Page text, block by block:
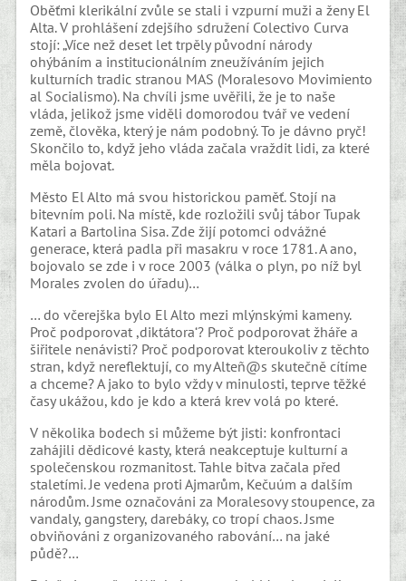
Oběťmi klerikální zvůle se stali i vzpurní muži a ženy El
Alta. V prohlášení zdejšího sdružení Colectivo Curva
stojí: „Více než deset let trpěly původní národy
ohýbáním a institucionálním zneužíváním jejich
kulturních tradic stranou MAS (Moralesovo Movimiento
al Socialismo). Na chvíli jsme uvěřili, že je to naše
vláda, jelikož jsme viděli domorodou tvář ve vedení
země, člověka, který je nám podobný. To je dávno pryč!
Skončilo to, když jeho vláda začala vraždit lidi, za které
měla bojovat.
Město El Alto má svou historickou paměť. Stojí na
bitevním poli. Na místě, kde rozložili svůj tábor Tupak
Katari a Bartolina Sisa. Zde žijí potomci odvážné
generace, která padla při masakru v roce 1781. A ano,
bojovalo se zde i v roce 2003 (válka o plyn, po níž byl
Morales zvolen do úřadu)…
… do včerejška bylo El Alto mezi mlýnskými kameny.
Proč podporovat ,diktátora‘? Proč podporovat žháře a
šiřitele nenávisti? Proč podporovat kteroukoliv z těchto
stran, když nereflektují, co my Alteñ@s skutečně cítíme
a chceme? A jako to bylo vždy v minulosti, teprve těžké
časy ukážou, kdo je kdo a která krev volá po které.
V několika bodech si můžeme být jisti: konfrontaci
zahájili dědicové kasty, která neakceptuje kulturní a
společenskou rozmanitost. Tahle bitva začala před
staletími. Je vedena proti Ajmarům, Kečuúm a dalším
národům. Jsme označováni za Moralesovy stoupence, za
vandaly, gangstery, darebáky, co tropí chaos. Jsme
obviňováni z organizovaného rabování… na jaké
půdě?…